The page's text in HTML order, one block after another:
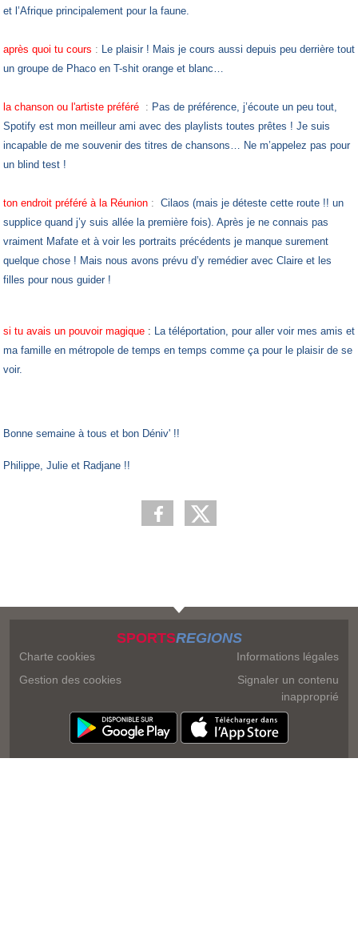
et l’Afrique principalement pour la faune.
après quoi tu cours : Le plaisir ! Mais je cours aussi depuis peu derrière tout
un groupe de Phaco en T-shit orange et blanc…
la chanson ou l'artiste préféré : Pas de préférence, j’écoute un peu tout,
Spotify est mon meilleur ami avec des playlists toutes prêtes ! Je suis
incapable de me souvenir des titres de chansons… Ne m’appelez pas pour
un blind test !
ton endroit préféré à la Réunion : Cilaos (mais je déteste cette route !! un
supplice quand j’y suis allée la première fois). Après je ne connais pas
vraiment Mafate et à voir les portraits précédents je manque surement
quelque chose ! Mais nous avons prévu d’y remédier avec Claire et les
filles pour nous guider !
si tu avais un pouvoir magique : La téléportation, pour aller voir mes amis et
ma famille en métropole de temps en temps comme ça pour le plaisir de se
voir.
Bonne semaine à tous et bon Déniv' !!
Philippe, Julie et Radjane !!
SPORTSREGIONS
Charte cookies
Gestion des cookies
Informations légales
Signaler un contenu
inapproprié